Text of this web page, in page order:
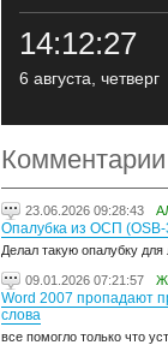
14:12:28
6 августа, четверг
Комментарии
23.06.2026 09:28:43
Опалубка из ОСП (OSB-
Делал такую опалубку
09.01.2026 07:21:57
Word 2007 пропадают
слова
все помогло только что